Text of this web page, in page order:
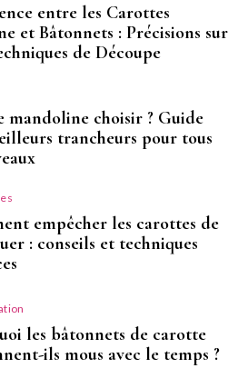
entre les Carottes
et Bâtonnets : Précisions sur
de Découpe
mandoline choisir ? Guide
trancheurs pour tous
empêcher les carottes de
: conseils et techniques
les bâtonnets de carotte
ils mous avec le temps ?